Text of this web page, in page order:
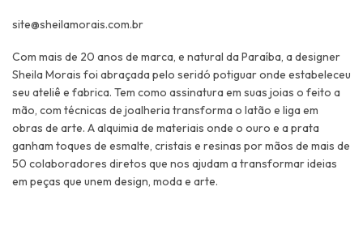
site@sheilamorais.com.br
Com mais de 20 anos de marca, e natural da Paraíba, a designer
Sheila Morais foi abraçada pelo seridó potiguar onde estabeleceu
seu ateliê e fabrica. Tem como assinatura em suas joias o feito a
mão, com técnicas de joalheria transforma o latão e liga em
obras de arte. A alquimia de materiais onde o ouro e a prata
ganham toques de esmalte, cristais e resinas por mãos de mais de
50 colaboradores diretos que nos ajudam a transformar ideias
em peças que unem design, moda e arte.